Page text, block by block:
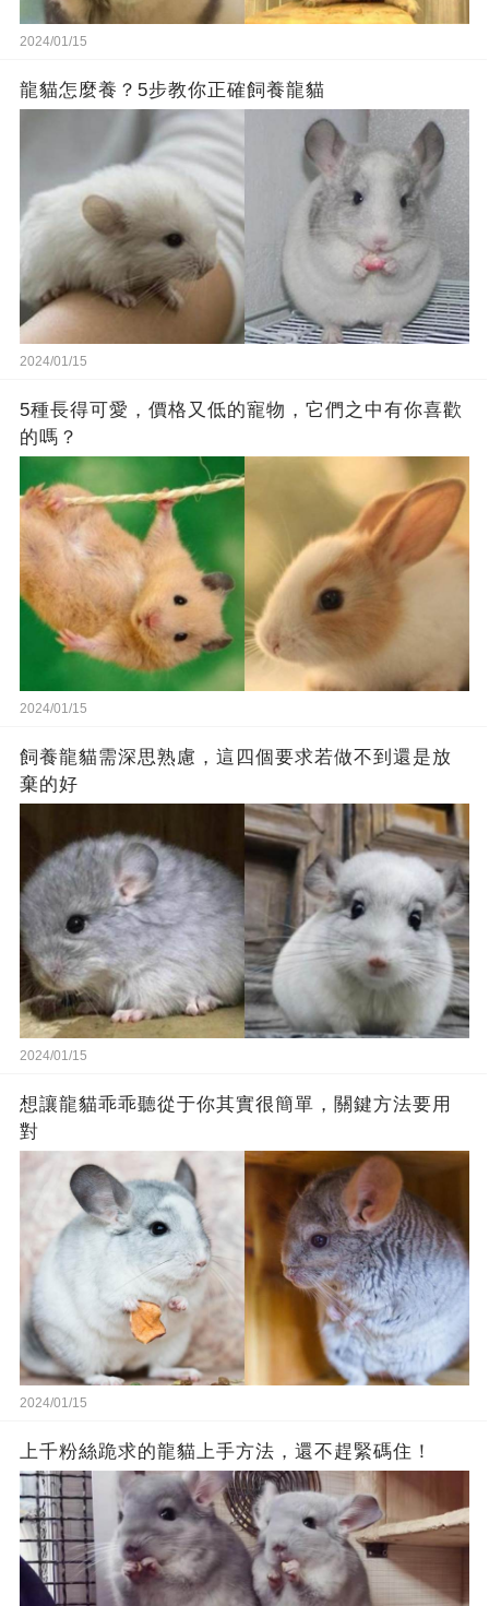
2024/01/15
龍貓怎麼養？5步教你正確飼養龍貓
2024/01/15
5種長得可愛，價格又低的寵物，它們之中有你喜歡
的嗎？
2024/01/15
飼養龍貓需深思熟慮，這四個要求若做不到還是放
棄的好
2024/01/15
想讓龍貓乖乖聽從于你其實很簡單，關鍵方法要用
對
2024/01/15
上千粉絲跪求的龍貓上手方法，還不趕緊碼住！